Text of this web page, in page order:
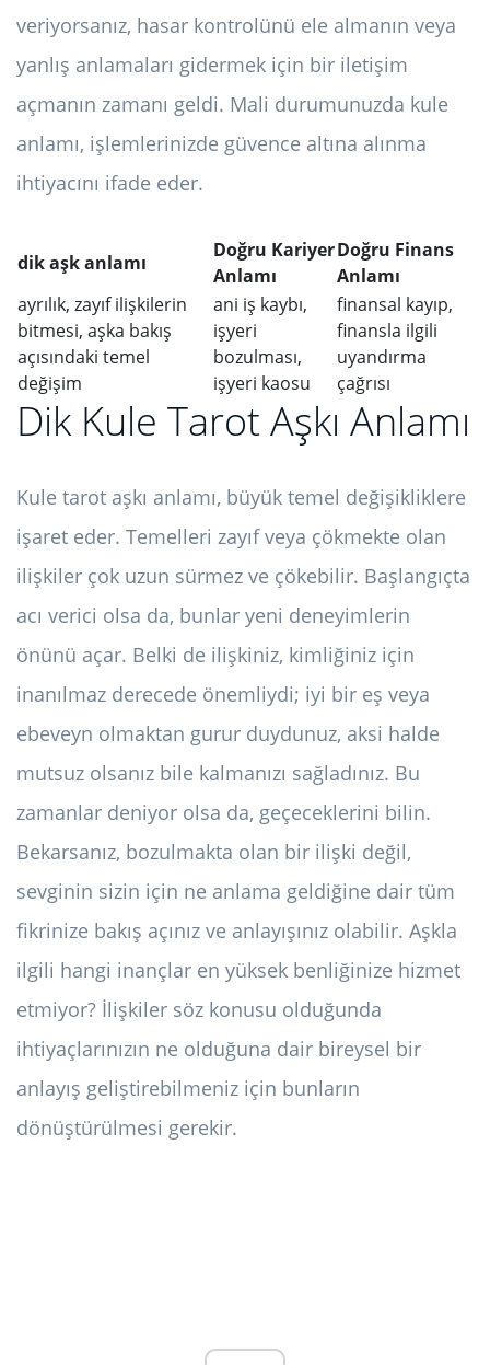
veriyorsanız, hasar kontrolünü ele almanın veya
yanlış anlamaları gidermek için bir iletişim
açmanın zamanı geldi. Mali durumunuzda kule
anlamı, işlemlerinizde güvence altına alınma
ihtiyacını ifade eder.
dik aşk anlamı
Doğru Kariyer
Anlamı
Doğru Finans
Anlamı
ayrılık, zayıf ilişkilerin
bitmesi, aşka bakış
açısındaki temel
değişim
ani iş kaybı,
işyeri
bozulması,
işyeri kaosu
finansal kayıp,
finansla ilgili
uyandırma
çağrısı
Dik Kule Tarot Aşkı Anlamı
Kule tarot aşkı anlamı, büyük temel değişikliklere
işaret eder. Temelleri zayıf veya çökmekte olan
ilişkiler çok uzun sürmez ve çökebilir. Başlangıçta
acı verici olsa da, bunlar yeni deneyimlerin
önünü açar. Belki de ilişkiniz, kimliğiniz için
inanılmaz derecede önemliydi; iyi bir eş veya
ebeveyn olmaktan gurur duydunuz, aksi halde
mutsuz olsanız bile kalmanızı sağladınız. Bu
zamanlar deniyor olsa da, geçeceklerini bilin.
Bekarsanız, bozulmakta olan bir ilişki değil,
sevginin sizin için ne anlama geldiğine dair tüm
fikrinize bakış açınız ve anlayışınız olabilir. Aşkla
ilgili hangi inançlar en yüksek benliğinize hizmet
etmiyor? İlişkiler söz konusu olduğunda
ihtiyaçlarınızın ne olduğuna dair bireysel bir
anlayış geliştirebilmeniz için bunların
dönüştürülmesi gerekir.